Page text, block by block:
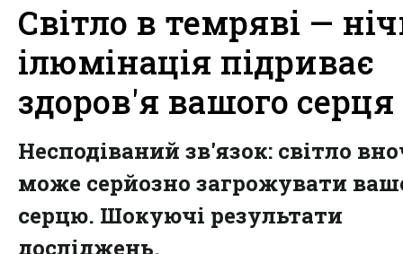
Світло в темряві —
ілюмінація підриває
здоров'я вашого серця
Несподіваний зв'язок: світло
може серйозно загрожувати
серцю. Шокуючі результати
досліджень.